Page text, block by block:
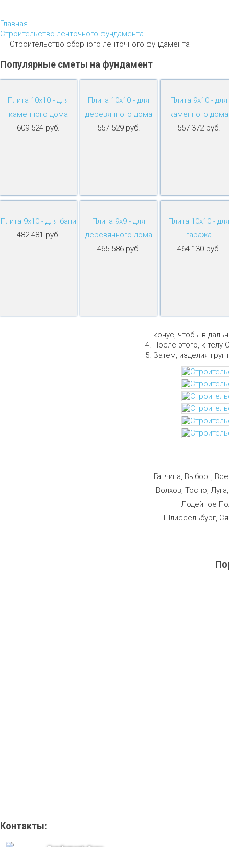
Главная
Строительство ленточного фундамента
Строительство сборного ленточного фундамента
Популярные сметы на фундамент
Плита 10х10 - для
каменного дома
609 524 руб.
Плита 10х10 - для
деревянного дома
557 529 руб.
Плита 9х10 - для
каменного дома
557 372 руб.
Плита 9х10 - для бани
482 481 руб.
Плита 9х9 - для
деревянного дома
465 586 руб.
Плита 10х10 - для
гаража
464 130 руб.
конус, чтобы в
После этого, к телу
Затем, изделия
Гатчина, Выборг,
Волхов, Тосно,
Лодейное
Шлиссельбург,
Контакты: